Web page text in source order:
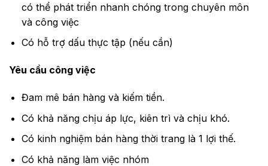
có thể phát triển nhanh chóng trong chuyên môn
và công việc
Có hỗ trợ dấu thực tập (nếu cần)
Yêu cầu công việc
Đam mê bán hàng và kiếm tiền.
Có khả năng chịu áp lực, kiên trì và chịu khó.
Có kinh nghiệm bán hàng thời trang là 1 lợi thế.
Có khả năng làm việc nhóm